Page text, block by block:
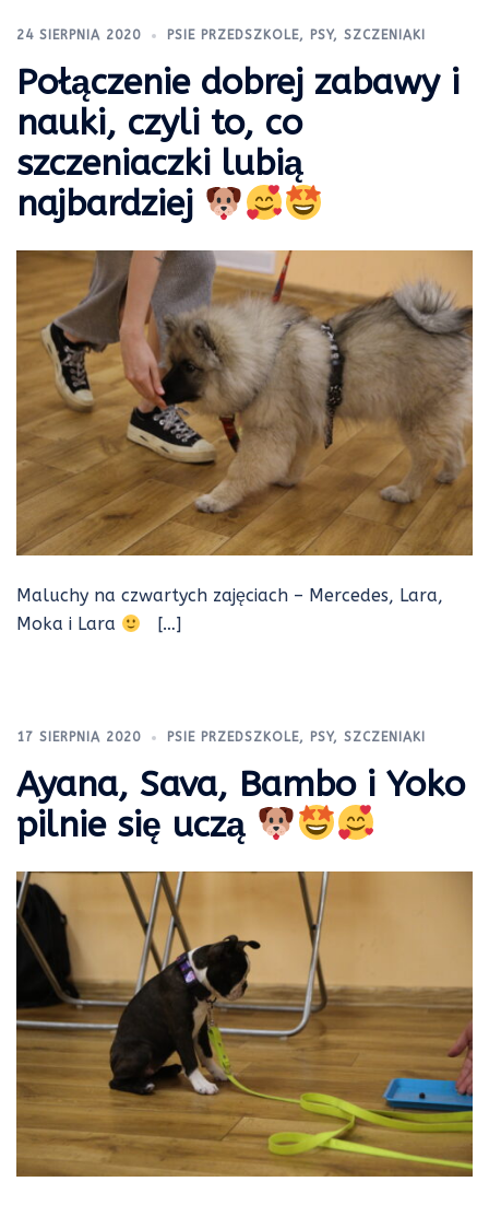
24 SIERPNIA 2020 PSIE PRZEDSZKOLE, PSY, SZCZENIAKI
Połączenie dobrej zabawy i
nauki, czyli to, co
szczeniaczki lubią
najbardziej
Maluchy na czwartych zajęciach – Mercedes, Lara,
Moka i Lara
[…]
17 SIERPNIA 2020 PSIE PRZEDSZKOLE, PSY, SZCZENIAKI
Ayana, Sava, Bambo i Yoko
pilnie się uczą